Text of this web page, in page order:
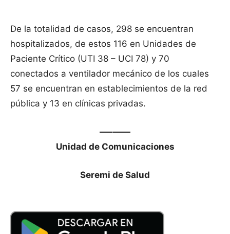
De la totalidad de casos, 298 se encuentran
hospitalizados, de estos 116 en Unidades de
Paciente Crítico (UTI 38 – UCI 78) y 70
conectados a ventilador mecánico de los cuales
57 se encuentran en establecimientos de la red
pública y 13 en clínicas privadas.
—–——
Unidad de Comunicaciones
Seremi de Salud